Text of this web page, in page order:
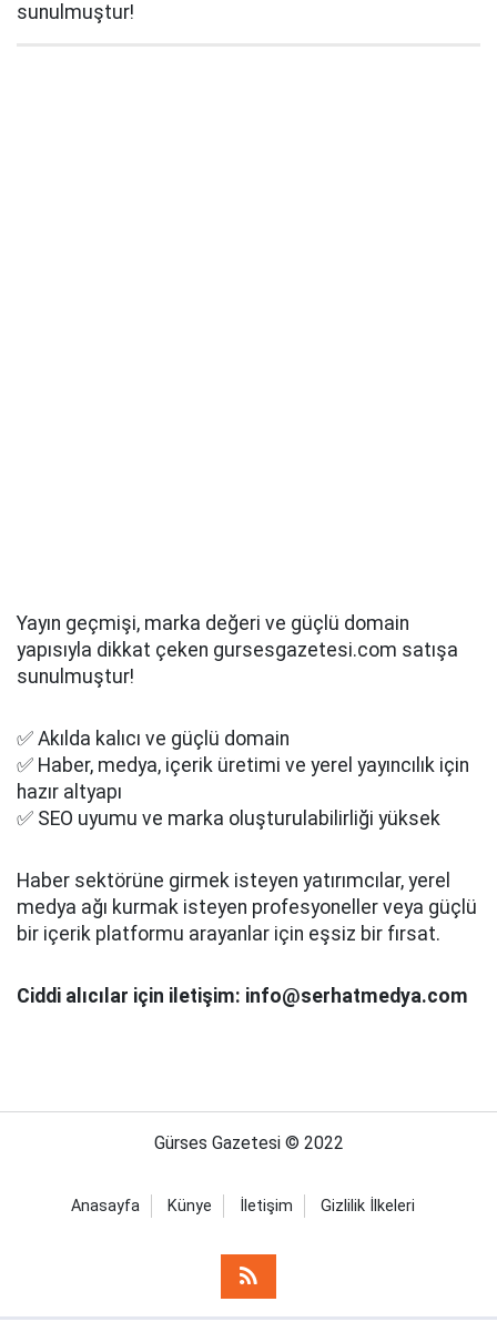
sunulmuştur!
Yayın geçmişi, marka değeri ve güçlü domain
yapısıyla dikkat çeken gursesgazetesi.com satışa
sunulmuştur!
✅ Akılda kalıcı ve güçlü domain
✅ Haber, medya, içerik üretimi ve yerel yayıncılık için
hazır altyapı
✅ SEO uyumu ve marka oluşturulabilirliği yüksek
Haber sektörüne girmek isteyen yatırımcılar, yerel
medya ağı kurmak isteyen profesyoneller veya güçlü
bir içerik platformu arayanlar için eşsiz bir fırsat.
Ciddi alıcılar için iletişim: info@serhatmedya.com
Gürses Gazetesi © 2022
Anasayfa Künye İletişim Gizlilik İlkeleri